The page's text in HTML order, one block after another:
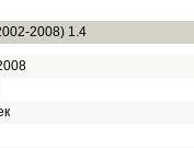
2008) 1.4